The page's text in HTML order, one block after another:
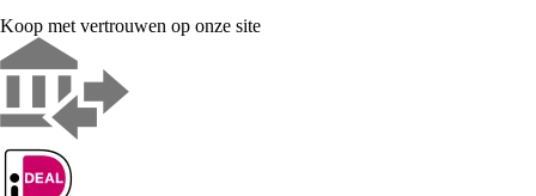
Koop met vertrouwen op onze site